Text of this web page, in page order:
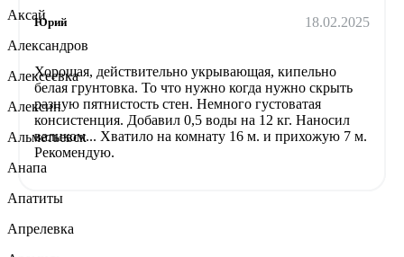
Юрий 18.02.2025
Хорошая, действительно укрывающая, кипельно
белая грунтовка. То что нужно когда нужно скрыть
разную пятнистость стен. Немного густоватая
консистенция. Добавил 0,5 воды на 12 кг. Наносил
валиком... Хватило на комнату 16 м. и прихожую 7 м.
Рекомендую.
Аксай
Александров
Алексеевка
Алексин
Альметьевск
Анапа
Апатиты
Апрелевка